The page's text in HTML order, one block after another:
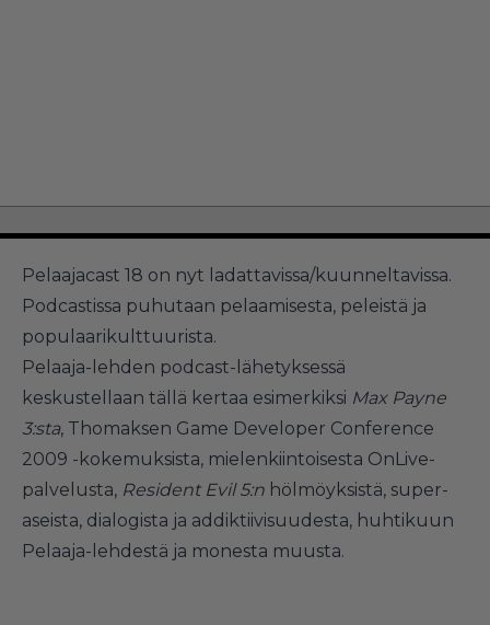
Pelaajacast 18 on nyt ladattavissa/kuunneltavissa.
Podcastissa puhutaan pelaamisesta, peleistä ja
populaarikulttuurista.
Pelaaja-lehden podcast-lähetyksessä
keskustellaan tällä kertaa esimerkiksi Max Payne
3:sta, Thomaksen Game Developer Conference
2009 -kokemuksista, mielenkiintoisesta OnLive-
palvelusta, Resident Evil 5:n hölmöyksistä, super-
aseista, dialogista ja addiktiivisuudesta, huhtikuun
Pelaaja-lehdestä ja monesta muusta.